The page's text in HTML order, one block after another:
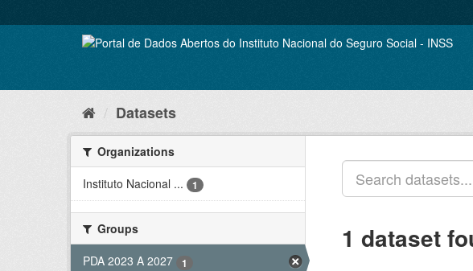
to
Datasets
Organizations
Instituto Nacional ...
1
Groups
PDA 2023 A 2027
1
1 dataset